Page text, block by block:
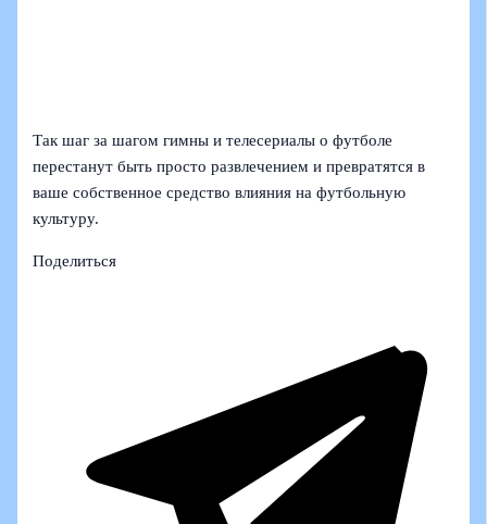
Так шаг за шагом гимны и телесериалы о футболе
перестанут быть просто развлечением и превратятся в
ваше собственное средство влияния на футбольную
культуру.
Поделиться